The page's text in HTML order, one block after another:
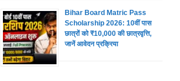
Bihar Board Matric Pass
Scholarship 2026: 10वीं पास
छात्रों को ₹10,000 की छात्रवृत्ति,
जानें आवेदन प्रक्रिया